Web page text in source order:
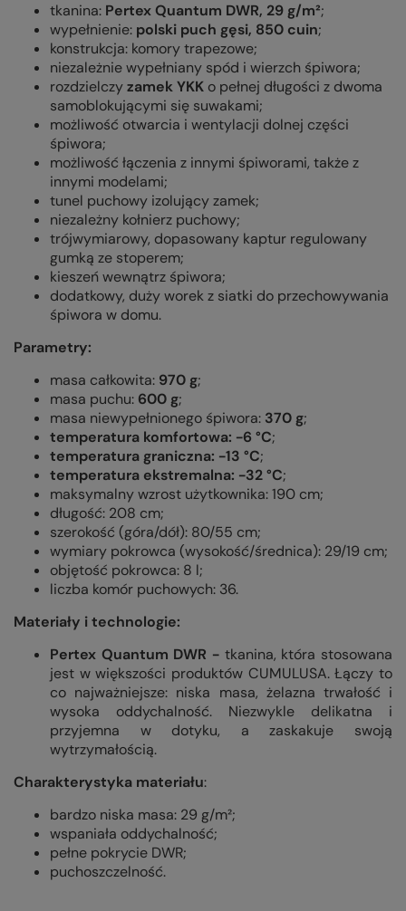
tkanina: Pertex Quantum DWR, 29 g/m²;
wypełnienie: polski puch gęsi, 850 cuin;
konstrukcja: komory trapezowe;
niezależnie wypełniany spód i wierzch śpiwora;
rozdzielczyzamek YKK o pełnej długości z dwoma
samoblokującymi się suwakami;
możliwość otwarcia i wentylacji dolnej części
śpiwora;
możliwość łączenia z innymi śpiworami, także z
innymi modelami;
tunel puchowy izolujący zamek;
niezależny kołnierz puchowy;
trójwymiarowy, dopasowany kaptur regulowany
gumką ze stoperem;
kieszeń wewnątrz śpiwora;
dodatkowy, duży worek z siatki do przechowywania
śpiwora w domu.
Parametry:
masa całkowita: 970g;
masa puchu: 600 g;
masa niewypełnionego śpiwora: 370g;
temperatura komfortowa: -6 °C;
temperatura graniczna: -13 °C;
temperatura ekstremalna: -32 °C;
maksymalny wzrost użytkownika: 190 cm;
długość: 208 cm;
szerokość (góra/dół): 80/55 cm;
wymiary pokrowca (wysokość/średnica): 29/19 cm;
objętość pokrowca: 8 l;
liczba komór puchowych: 36.
Materiały i technologie:
Pertex Quantum DWR - tkanina, która stosowana
jest w większości produktów CUMULUSA. Łączy to
co najważniejsze: niska masa, żelazna trwałość i
wysoka oddychalność. Niezwykle delikatna i
przyjemna w dotyku, a zaskakuje swoją
wytrzymałością.
Charakterystyka materiału:
bardzo niska masa: 29 g/m²;
wspaniała oddychalność;
pełne pokrycie DWR;
puchoszczelność.